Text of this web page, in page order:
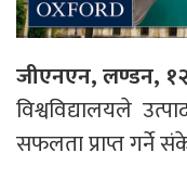
जीएनएन, लण्डन,
विश्वविद्यालयले
सफलता प्राप्त गर्ने